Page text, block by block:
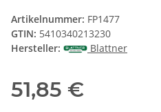
Artikelnummer: FP1477
GTIN: 5410340213230
Hersteller:
Blattner
51,85 €